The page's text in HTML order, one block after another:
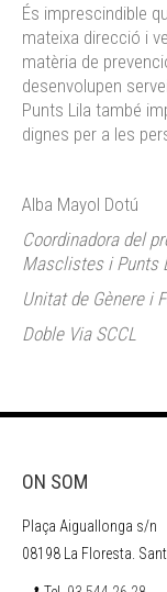
És imprescindible
mateixa direcció i
matèria de
desenvolupen
Punts Lila també
dignes per a les
Alba Mayol Dotú
Coordinadora del
Masclistes i Punts
Unitat de Gènere i
Doble Via SCCL
ON SOM
Plaça Aiguallonga s/n
08198 La Floresta.